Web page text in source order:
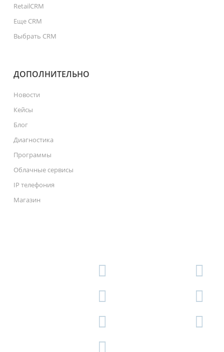
RetailCRM
Еще CRM
Выбрать CRM
ДОПОЛНИТЕЛЬНО
Новости
Кейсы
Блог
Диагностика
Программы
Облачные сервисы
IP телефония
Магазин